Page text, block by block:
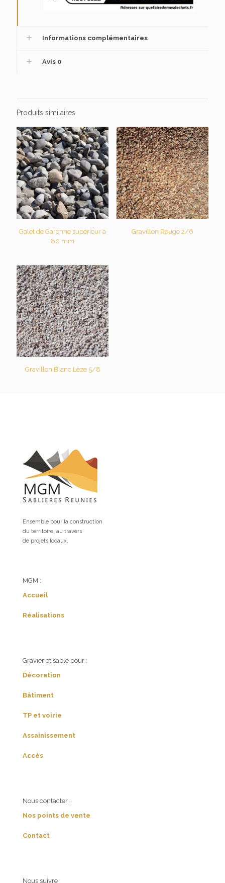
Informations complémentaires
Avis 0
Produits similaires
Galet de Garonne supérieur à
80 mm
Gravillon Rouge 2/6
Gravillon Blanc Lèze 5/8
Ensemble pour la construction
du territoire, au travers
de projets locaux.
MGM :
Accueil
Réalisations
Gravier et sable pour :
Décoration
Bâtiment
TP et voirie
Assainissement
Accès
Nous contacter :
Nos points de vente
Contact
Nous suivre :